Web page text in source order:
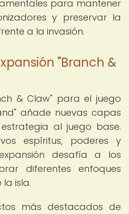
para mantener
y preservar la
a la invasión.
"Branch &
& Claw" para el juego
añade nuevas capas
al juego base.
espíritus, poderes y
desafía a los
diferentes enfoques
isla.
más destacados de